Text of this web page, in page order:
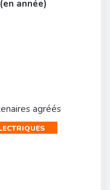
année)
agréés